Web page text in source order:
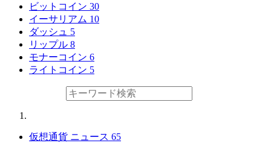
ビットコイン 30
イーサリアム 10
ダッシュ 5
リップル 8
モナーコイン 6
ライトコイン 5
仮想通貨 ニュース 65